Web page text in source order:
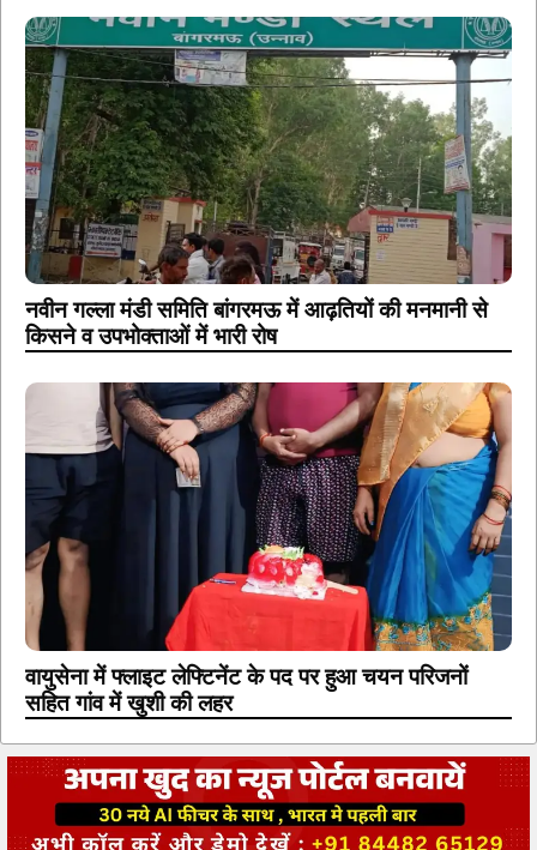
नवीन गल्ला मंडी समिति बांगरमऊ में आढ़तियों की मनमानी से
किसने व उपभोक्ताओं में भारी रोष
वायुसेना में फ्लाइट लेफ्टिनेंट के पद पर हुआ चयन परिजनों
सहित गांव में खुशी की लहर